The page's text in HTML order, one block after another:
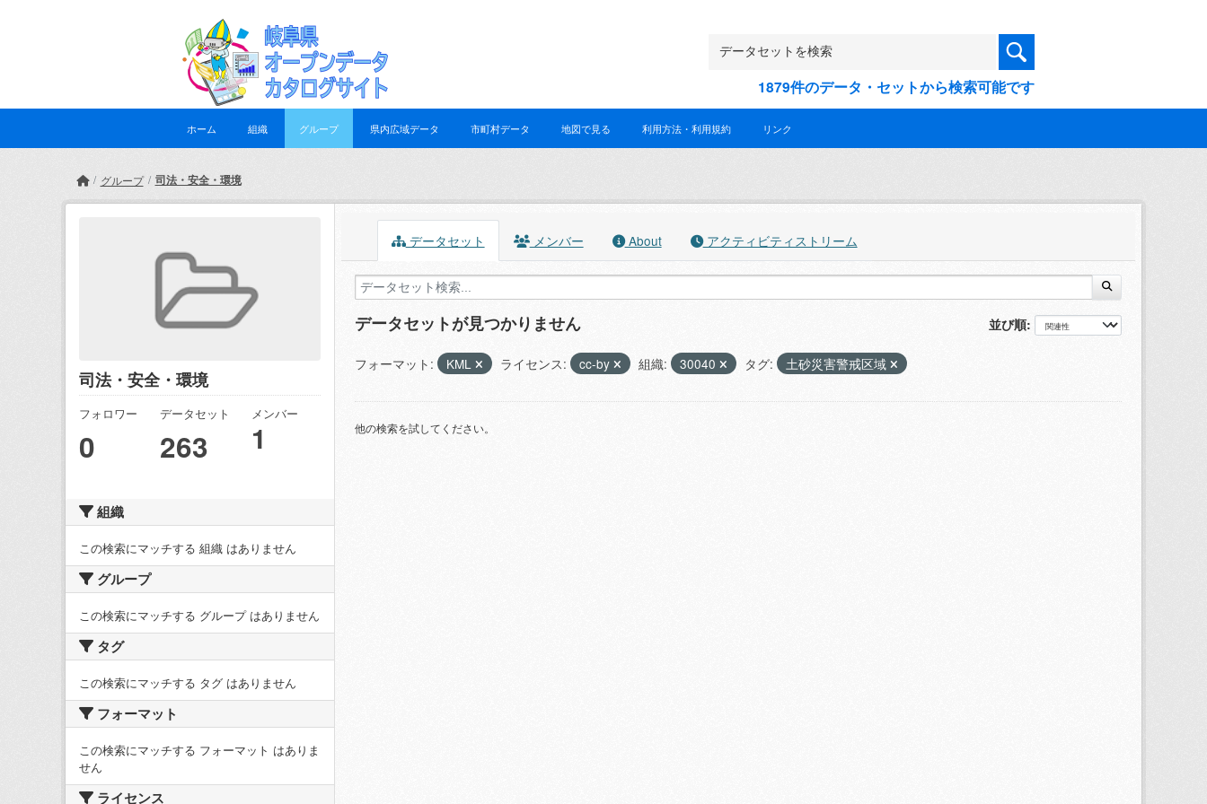
1879件のデータ・セットから検索可能です
ホーム 組織 グループ 県内広域データ 市町村データ 地図で見る 利用方法・利用規約 リンク
グループ 司法・安全・環境
司法・安全・環境
フォロワー
0
データセット
263
メンバー
1
組織
この検索にマッチする 組織 はありません
グループ
この検索にマッチする グループ はありません
タグ
この検索にマッチする タグ はありません
フォーマット
この検索にマッチする フォーマット はありま
せん
ライセンス
データセット メンバー About アクティビティストリーム
並び順
データセットが見つかりません
フォーマット: KML ライセンス: cc-by 組織: 30040 タグ: 土砂災害警戒区域
他の検索を試してください。